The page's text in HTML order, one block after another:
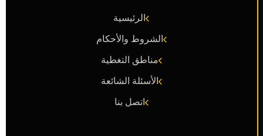
الرئيسية
الشروط والأحكام
مناطق التغطية
الأسئلة الشائعة
اتصل بنا